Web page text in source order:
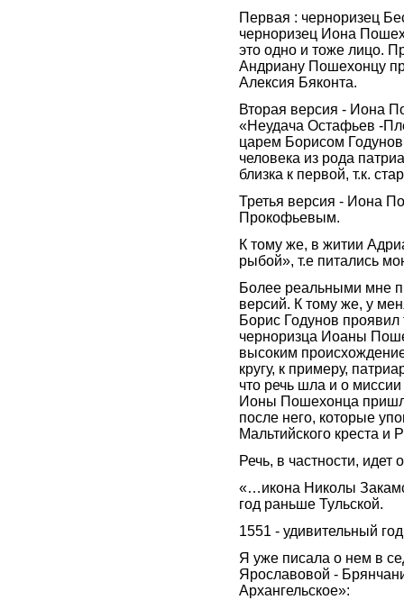
Первая : черноризец
черноризец Иона
это одно и тоже лицо.
Андриану Пошехонцу
Алексия Бяконта.
Вторая версия - Иона
«Неудача Остафьев -
царем Борисом
человека из рода
близка к первой, т.к.
Третья версия - Иона
Прокофьевым.
К тому же, в житии
рыбой», т.е питались
Более реальными мне
версий. К тому же, у
Борис Годунов
черноризца Иоаны
высоким
кругу, к примеру,
что речь шла и о
Ионы Пошехонца
после него, которые
Мальтийского креста и
Речь, в частности,
«…икона Николы
год раньше Тульской.
1551 - удивительный
Я уже писала о нем в
Ярославовой -
Архангельское»: